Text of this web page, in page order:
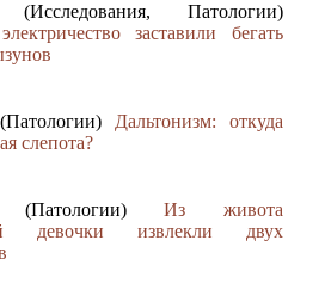
(Исследования, Патологии)
заставили бегать
Дальтонизм: откуда
слепота?
(Патологии)Из живота
девочки извлекли двух